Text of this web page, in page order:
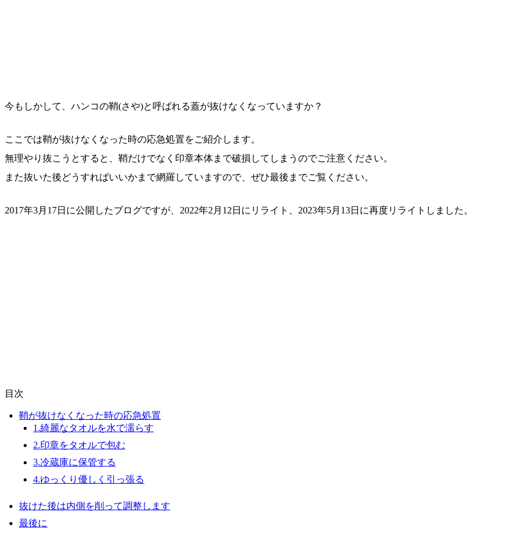
今もしかして、ハンコの鞘(さや)と呼ばれる蓋が抜けなくなっていますか？
ここでは鞘が抜けなくなった時の応急処置をご紹介します。
無理やり抜こうとすると、鞘だけでなく印章本体まで破損してしまうのでご注意ください。
また抜いた後どうすればいいかまで網羅していますので、ぜひ最後までご覧ください。
2017年3月17日に公開したブログですが、2022年2月12日にリライト、2023年5月13日に再度リライトしました。
目次
鞘が抜けなくなった時の応急処置
1.綺麗なタオルを水で濡らす
2.印章をタオルで包む
3.冷蔵庫に保管する
4.ゆっくり優しく引っ張る
抜けた後は内側を削って調整します
最後に